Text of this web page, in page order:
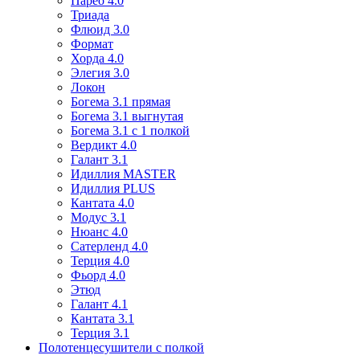
Триада
Флюид 3.0
Формат
Хорда 4.0
Элегия 3.0
Локон
Богема 3.1 прямая
Богема 3.1 выгнутая
Богема 3.1 с 1 полкой
Вердикт 4.0
Галант 3.1
Идиллия MASTER
Идиллия PLUS
Кантата 4.0
Модус 3.1
Нюанс 4.0
Сатерленд 4.0
Терция 4.0
Фьорд 4.0
Этюд
Галант 4.1
Кантата 3.1
Терция 3.1
Полотенцесушители с полкой